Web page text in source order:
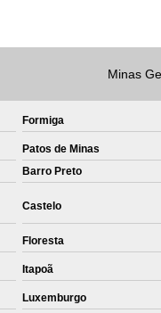
Bones
Private
Private Label
Label de Malhas
Sublimação
Sublimação de Camisetas
Sublimação
Sublimação em
Minas
Formiga
Patos de Minas
Barro Preto
Castelo
Floresta
Itapoã
Luxemburgo